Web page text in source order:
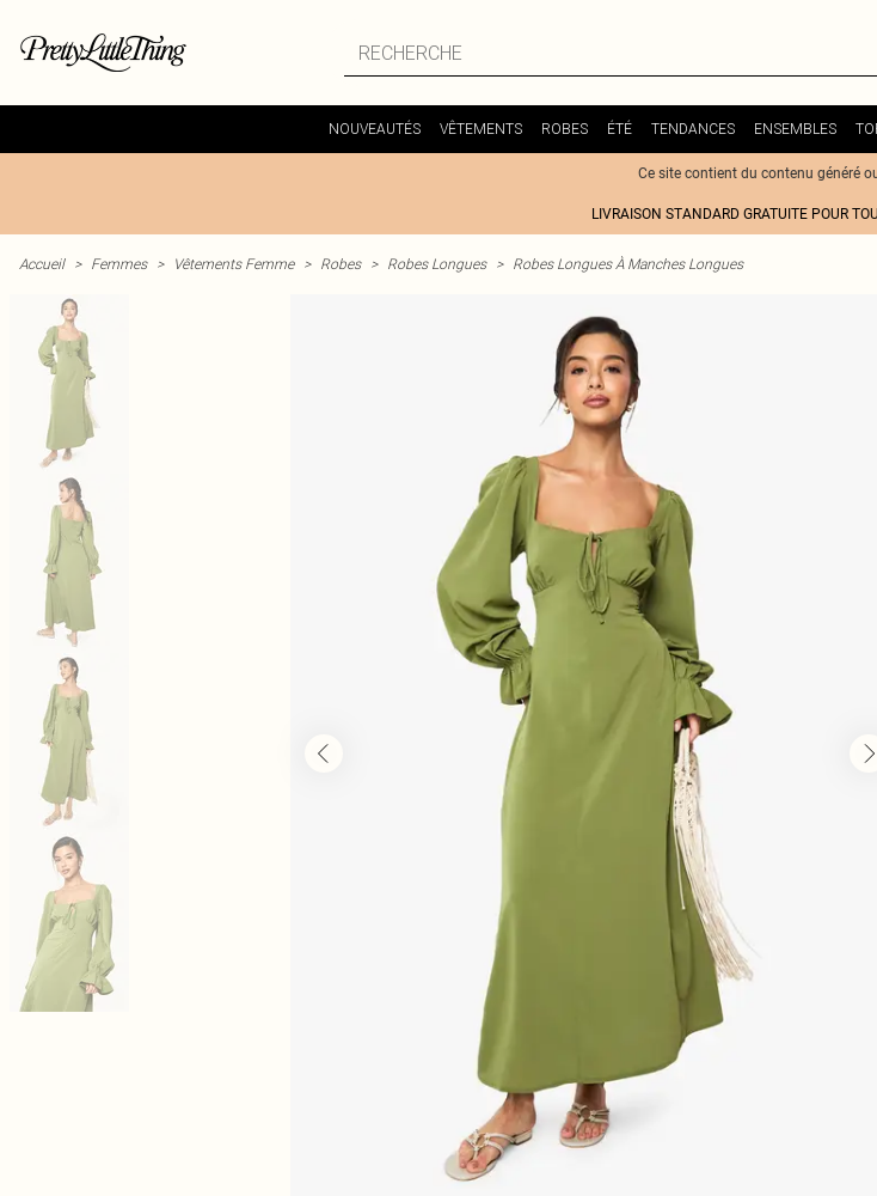
NOUVEAUTÉS VÊTEMENTS ROBES ÉTÉ TENDANCES ENSEMBLES
Ce site contient du contenu généré
LIVRAISON STANDARD GRATUITE POUR
Accueil > Femmes > Vêtements Femme > Robes > Robes Longues > Robes Longues À Manches Longues